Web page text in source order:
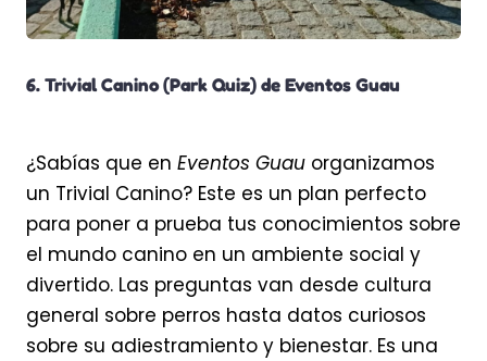
6. Trivial Canino (Park Quiz) de Eventos Guau
¿Sabías que en Eventos Guau organizamos
un Trivial Canino? Este es un plan perfecto
para poner a prueba tus conocimientos sobre
el mundo canino en un ambiente social y
divertido. Las preguntas van desde cultura
general sobre perros hasta datos curiosos
sobre su adiestramiento y bienestar. Es una